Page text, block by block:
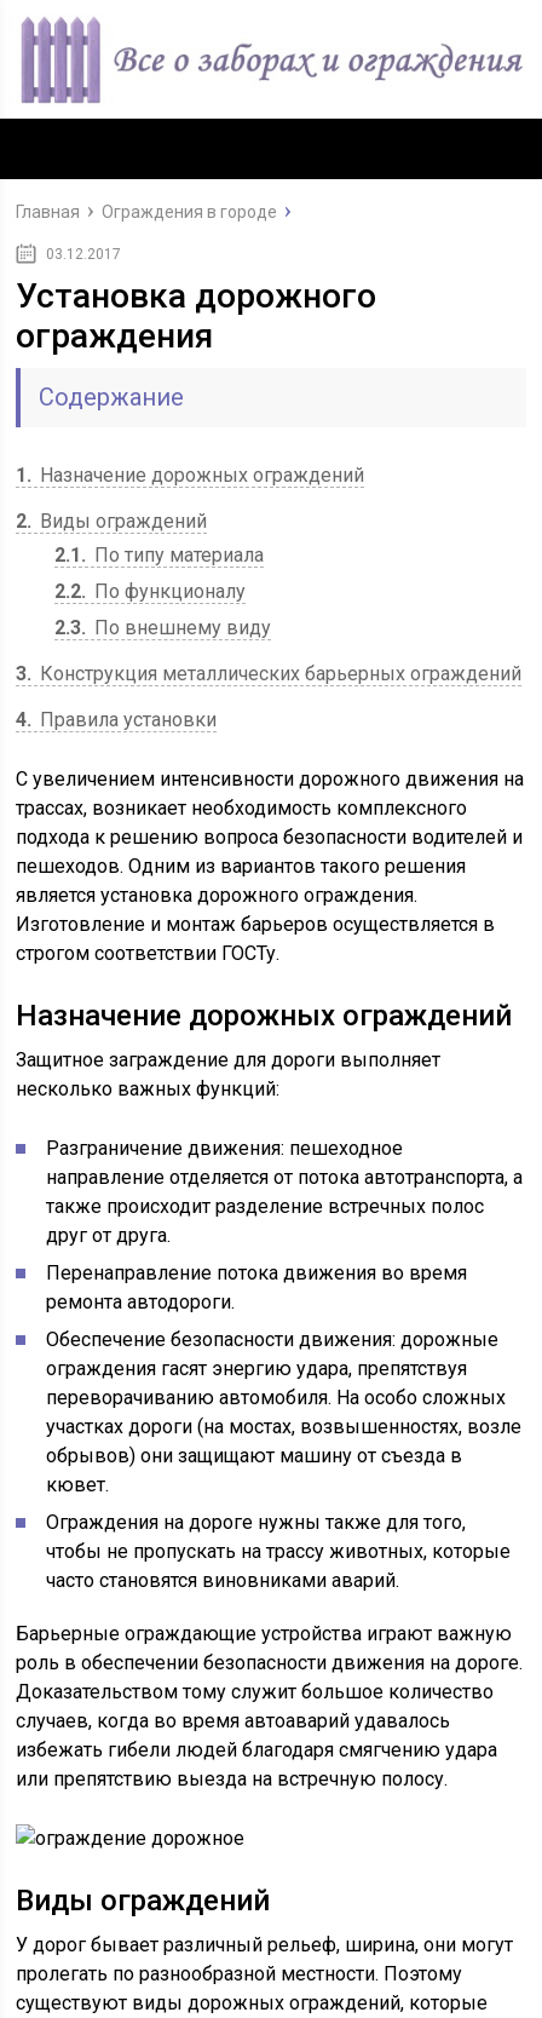
Главная Ограждения в городе
03.12.2017
Установка дорожного
ограждения
Содержание
1
Назначение дорожных ограждений
2
Виды ограждений
2.1
По типу материала
2.2
По функционалу
2.3
По внешнему виду
3
Конструкция металлических барьерных ограждений
4
Правила установки
С увеличением интенсивности дорожного движения на
трассах, возникает необходимость комплексного
подхода к решению вопроса безопасности водителей и
пешеходов. Одним из вариантов такого решения
является установка дорожного ограждения.
Изготовление и монтаж барьеров осуществляется в
строгом соответствии ГОСТу.
Назначение дорожных ограждений
Защитное заграждение для дороги выполняет
несколько важных функций:
Разграничение движения: пешеходное
направление отделяется от потока автотранспорта, а
также происходит разделение встречных полос
друг от друга.
Перенаправление потока движения во время
ремонта автодороги.
Обеспечение безопасности движения: дорожные
ограждения гасят энергию удара, препятствуя
переворачиванию автомобиля. На особо сложных
участках дороги (на мостах, возвышенностях, возле
обрывов) они защищают машину от съезда в
кювет.
Ограждения на дороге нужны также для того,
чтобы не пропускать на трассу животных, которые
часто становятся виновниками аварий.
Барьерные ограждающие устройства играют важную
роль в обеспечении безопасности движения на дороге.
Доказательством тому служит большое количество
случаев, когда во время автоаварий удавалось
избежать гибели людей благодаря смягчению удара
или препятствию выезда на встречную полосу.
Виды ограждений
У дорог бывает различный рельеф, ширина, они могут
пролегать по разнообразной местности. Поэтому
существуют виды дорожных ограждений, которые